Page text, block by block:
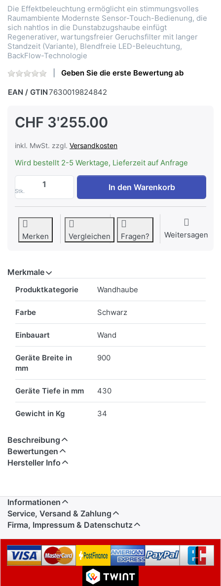
Die Effektbeleuchtung ermöglicht ein stimmungsvolles
Raumambiente Modernste Sensor-Touch-Bedienung, die
sich nahtlos in die Dunstabzugshaube einfügt
Regenerativer, wartungsfreier Geruchsfilter mit langer
Standzeit (Variante), Blendfreie LED-Beleuchtung,
BackFlow-Technologie
Geben Sie die erste Bewertung ab
EAN / GTIN7630019824842
CHF 3'255.00
inkl. MwSt. zzgl. Versandkosten
Wird bestellt 2-5 Werktage, Lieferzeit auf Anfrage
Stk.
WESCO BKH 90 EG-2 Umluft
In den Warenkorb
Merken Vergleichen Fragen? Weitersagen
Merkmale
Produktkategorie Wandhaube
Farbe Schwarz
Einbauart Wand
Geräte Breite in
mm
900
Geräte Tiefe in mm 430
Gewicht in Kg 34
Beschreibung
Bewertungen
Hersteller Info
Informationen
Service, Versand & Zahlung
Firma, Impressum & Datenschutz